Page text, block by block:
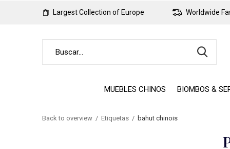
MUEBLES CHINOS BIOMBOS &
Largest Collection of Europe Worldwide
Back to overview Etiquetas bahut chinois